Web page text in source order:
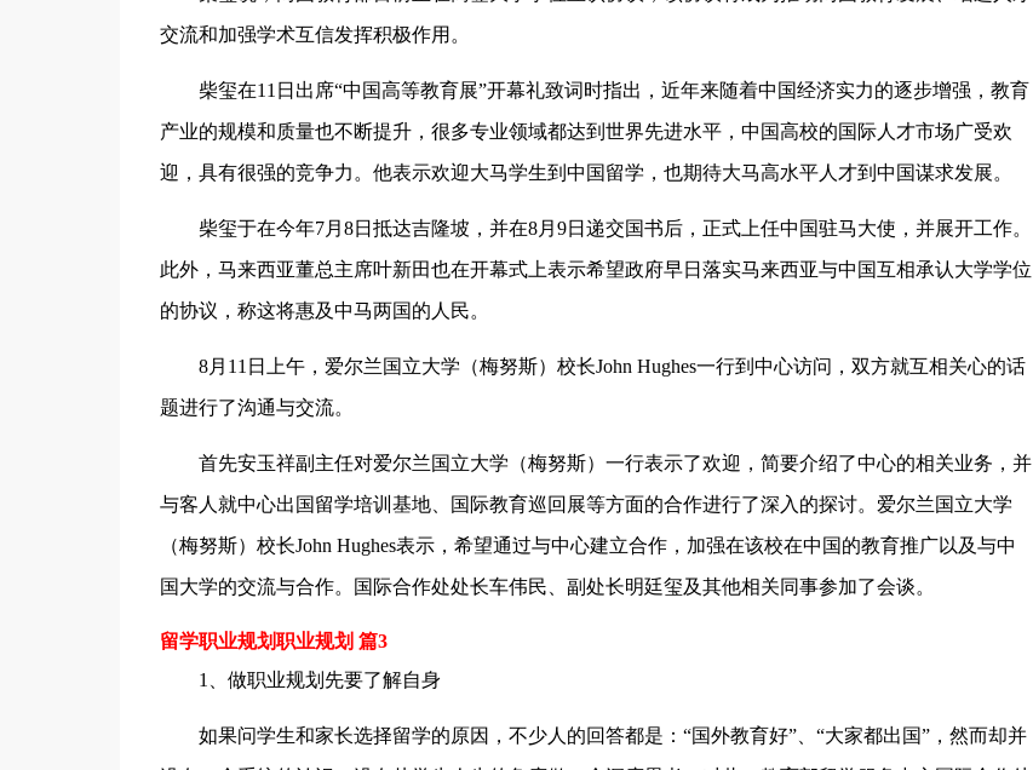
交流和加强学术互信发挥积极作用。
柴玺在11日出席“中国高等教育展”开幕礼致词时指出，近年来随着中国经济实力的逐步增强，教育
产业的规模和质量也不断提升，很多专业领域都达到世界先进水平，中国高校的国际人才市场广受欢
迎，具有很强的竞争力。他表示欢迎大马学生到中国留学，也期待大马高水平人才到中国谋求发展。
柴玺于在今年7月8日抵达吉隆坡，并在8月9日递交国书后，正式上任中国驻马大使，并展开工作。
此外，马来西亚董总主席叶新田也在开幕式上表示希望政府早日落实马来西亚与中国互相承认大学学位
的协议，称这将惠及中马两国的人民。
8月11日上午，爱尔兰国立大学（梅努斯）校长John Hughes一行到中心访问，双方就互相关心的话
题进行了沟通与交流。
首先安玉祥副主任对爱尔兰国立大学（梅努斯）一行表示了欢迎，简要介绍了中心的相关业务，并
与客人就中心出国留学培训基地、国际教育巡回展等方面的合作进行了深入的探讨。爱尔兰国立大学
（梅努斯）校长John Hughes表示，希望通过与中心建立合作，加强在该校在中国的教育推广以及与中
国大学的交流与合作。国际合作处处长车伟民、副处长明廷玺及其他相关同事参加了会谈。
留学职业规划职业规划 篇3
1、做职业规划先要了解自身
如果问学生和家长选择留学的原因，不少人的回答都是：“国外教育好”、“大家都出国”，然而却并